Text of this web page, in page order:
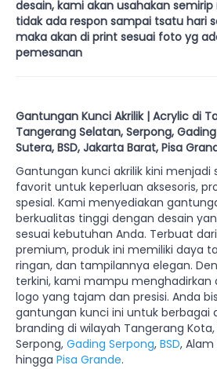
desain, kami akan usahakan
tidak ada respon sampai tsatu hari
maka akan di print sesuai foto yg
pemesanan
Gantungan Kunci Akrilik | Acrylic di
Tangerang Selatan, Serpong,
Sutera, BSD, Jakarta Barat, Pisa
Gantungan kunci akrilik kini menjadi
favorit untuk keperluan aksesoris,
spesial. Kami menyediakan
berkualitas tinggi dengan desain
sesuai kebutuhan Anda. Terbuat
premium, produk ini memiliki daya
ringan, dan tampilannya elegan.
terkini, kami mampu
logo yang tajam dan presisi. Anda
gantungan kunci ini untuk berbagai
branding di wilayah Tangerang
Serpong, Gading Serpong, BSD,
hingga Pisa Grande.